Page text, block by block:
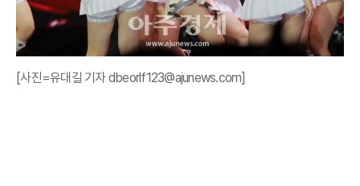
[사진=유대길 기자 dbeorlf123@ajunews.com]